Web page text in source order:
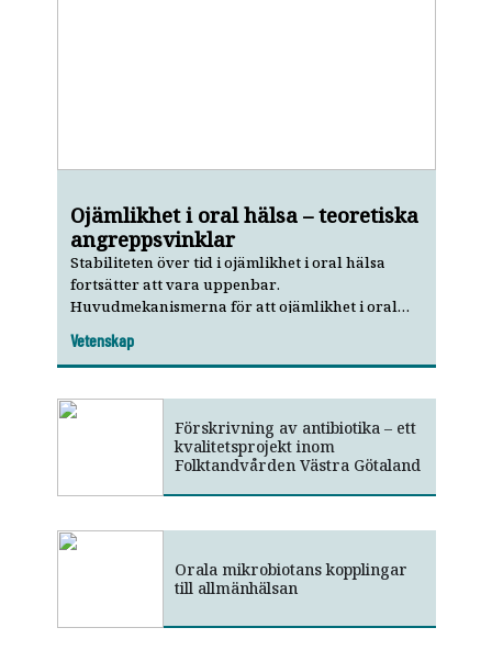
Ojämlikhet i oral hälsa – teoretiska
angreppsvinklar
Stabiliteten över tid i ojämlikhet i oral hälsa
fortsätter att vara uppenbar.
Huvudmekanismerna för att ojämlikhet i oral
samhällsstrukturen, psykosociala faktorer och
politiska drivkrafter.
Vetenskap
Förskrivning av antibiotika – ett
kvalitetsprojekt inom
Folktandvården Västra Götaland
Orala mikrobiotans kopplingar
till allmänhälsan